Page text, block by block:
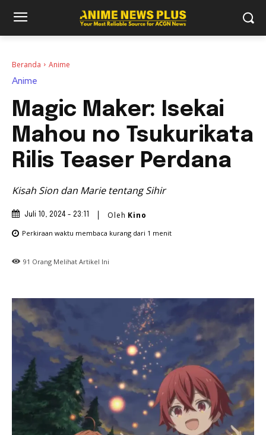
Beranda Anime
Anime
Magic Maker: Isekai
Mahou no Tsukurikata
Rilis Teaser Perdana
Kisah Sion dan Marie tentang Sihir
Juli 10, 2024 - 23:11 Oleh Kino
Perkiraan waktu membaca kurang dari 1 menit
91 Orang Melihat Artikel Ini